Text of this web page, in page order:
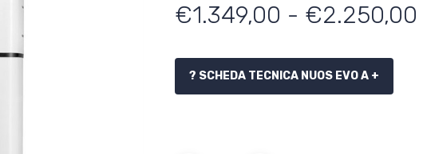
€1.349,00 - €2.250,00
? SCHEDA TECNICA NUOS EVO A +